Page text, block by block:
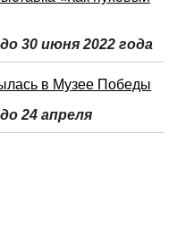
30 июня 2022 года
в Музее Победы
24 апреля